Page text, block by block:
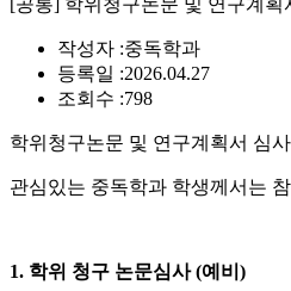
[공통] 학위청구논문 및 연구계획
작성자 :중독학과
등록일 :2026.04.27
조회수 :798
학위청구논문 및 연구계획서 심
관심있는 중독학과 학생께서는
1. 학위 청구 논문심사 (예비)